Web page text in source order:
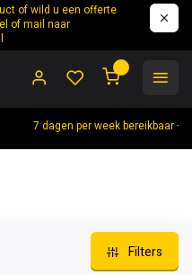
of wild u een offerte
of mail naar
7 dagen per week bereikbaar
Filters